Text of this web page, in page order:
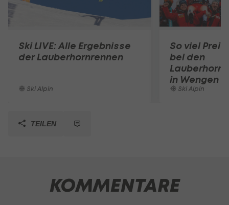
Ski LIVE: Alle Ergebnisse
der Lauberhornrennen
Ski Alpin
So viel
bei den
in Wengen
Ski Alpin
TEILEN
KOMMENTARE